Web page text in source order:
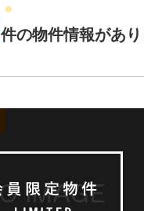
件の物件情報があり